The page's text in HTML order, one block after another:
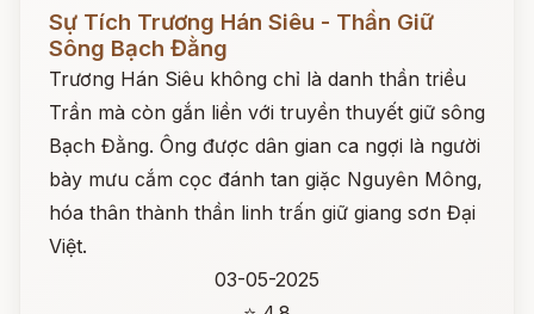
Sự Tích Trương Hán Siêu - Thần Giữ
Sông Bạch Đằng
Trương Hán Siêu không chỉ là danh thần triều
Trần mà còn gắn liền với truyền thuyết giữ sông
Bạch Đằng. Ông được dân gian ca ngợi là người
bày mưu cắm cọc đánh tan giặc Nguyên Mông,
hóa thân thành thần linh trấn giữ giang sơn Đại
Việt.
03-05-2025